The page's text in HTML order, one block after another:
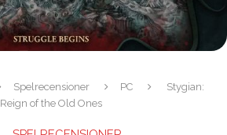
Spelrecensioner PC
Stygian:
Reign of the Old Ones